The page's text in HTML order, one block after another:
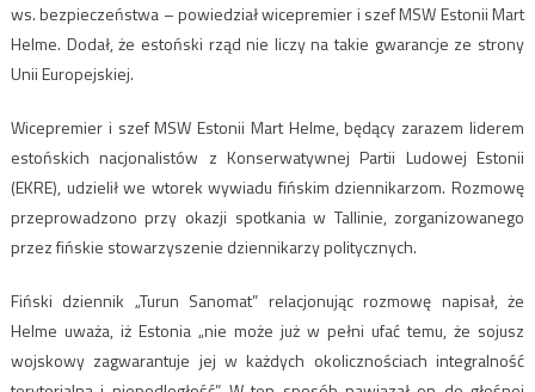
ws. bezpieczeństwa – powiedział wicepremier i szef MSW Estonii Mart
Helme. Dodał, że estoński rząd nie liczy na takie gwarancje ze strony
Unii Europejskiej.
Wicepremier i szef MSW Estonii Mart Helme, będący zarazem liderem
estońskich nacjonalistów z Konserwatywnej Partii Ludowej Estonii
(EKRE), udzielił we wtorek wywiadu fińskim dziennikarzom. Rozmowę
przeprowadzono przy okazji spotkania w Tallinie, zorganizowanego
przez fińskie stowarzyszenie dziennikarzy politycznych.
Fiński dziennik „Turun Sanomat” relacjonując rozmowę napisał, że
Helme uważa, iż Estonia „nie może już w pełni ufać temu, że sojusz
wojskowy zagwarantuje jej w każdych okolicznościach integralność